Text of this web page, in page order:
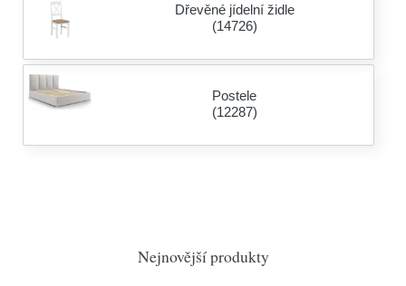
Dřevěné jídelní židle
(14726)
Postele
(12287)
Nejnovější produkty